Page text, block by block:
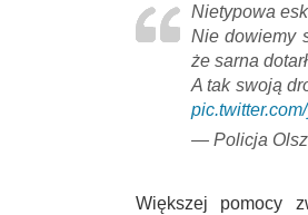
Nietypowa
Nie dowiemy
że sarna
A tak swoją
— Policja
Większej pomocy